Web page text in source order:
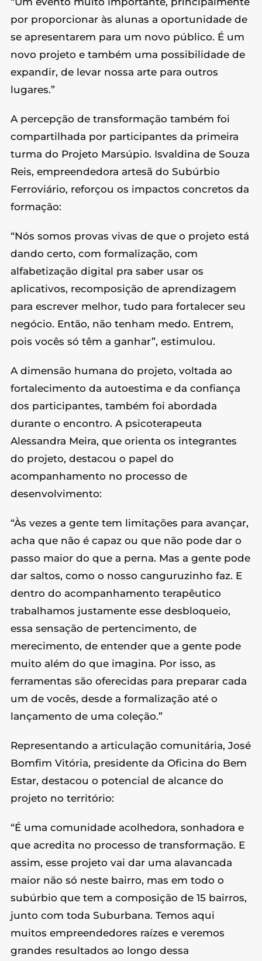
por proporcionar às alunas a oportunidade de
se apresentarem para um novo público. É um
novo projeto e também uma possibilidade de
expandir, de levar nossa arte para outros
lugares.”
A percepção de transformação também foi
compartilhada por participantes da primeira
turma do Projeto Marsúpio. Isvaldina de Souza
Reis, empreendedora artesã do Subúrbio
Ferroviário, reforçou os impactos concretos da
formação:
“Nós somos provas vivas de que o projeto está
dando certo, com formalização, com
alfabetização digital pra saber usar os
aplicativos, recomposição de aprendizagem
para escrever melhor, tudo para fortalecer seu
negócio. Então, não tenham medo. Entrem,
pois vocês só têm a ganhar”, estimulou.
A dimensão humana do projeto, voltada ao
fortalecimento da autoestima e da confiança
dos participantes, também foi abordada
durante o encontro. A psicoterapeuta
Alessandra Meira, que orienta os integrantes
do projeto, destacou o papel do
acompanhamento no processo de
desenvolvimento:
“Às vezes a gente tem limitações para avançar,
acha que não é capaz ou que não pode dar o
passo maior do que a perna. Mas a gente pode
dar saltos, como o nosso canguruzinho faz. E
dentro do acompanhamento terapêutico
trabalhamos justamente esse desbloqueio,
essa sensação de pertencimento, de
merecimento, de entender que a gente pode
muito além do que imagina. Por isso, as
ferramentas são oferecidas para preparar cada
um de vocês, desde a formalização até o
lançamento de uma coleção.”
Representando a articulação comunitária, José
Bomfim Vitória, presidente da Oficina do Bem
Estar, destacou o potencial de alcance do
projeto no território:
“É uma comunidade acolhedora, sonhadora e
que acredita no processo de transformação. E
assim, esse projeto vai dar uma alavancada
maior não só neste bairro, mas em todo o
subúrbio que tem a composição de 15 bairros,
junto com toda Suburbana. Temos aqui
muitos empreendedores raízes e veremos
grandes resultados ao longo dessa